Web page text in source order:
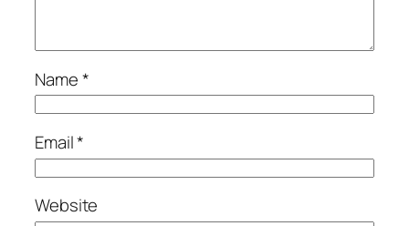
Name*
Email*
Website